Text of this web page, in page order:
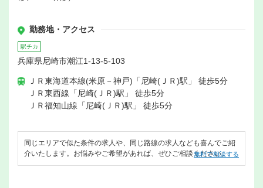
勤務地・アクセス
駅チカ
兵庫県尼崎市潮江1-13-5-103
ＪＲ東海道本線(米原－神戸)「尼崎(ＪＲ)駅」 徒歩5分
ＪＲ東西線「尼崎(ＪＲ)駅」 徒歩5分
ＪＲ福知山線「尼崎(ＪＲ)駅」 徒歩5分
同じエリアで似た条件の求人や、同じ路線の求人なども喜んでご紹
介いたします。お悩みやご希望があれば、ぜひご相談ください。
無料で相談する